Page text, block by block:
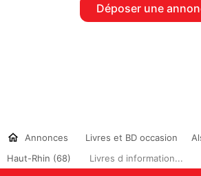
Déposer une
Annonces Livres et BD occasion
Haut-Rhin (68)
Livres d information...